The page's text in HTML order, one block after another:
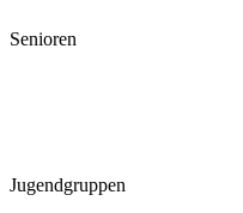
Senioren
Jugendgruppen